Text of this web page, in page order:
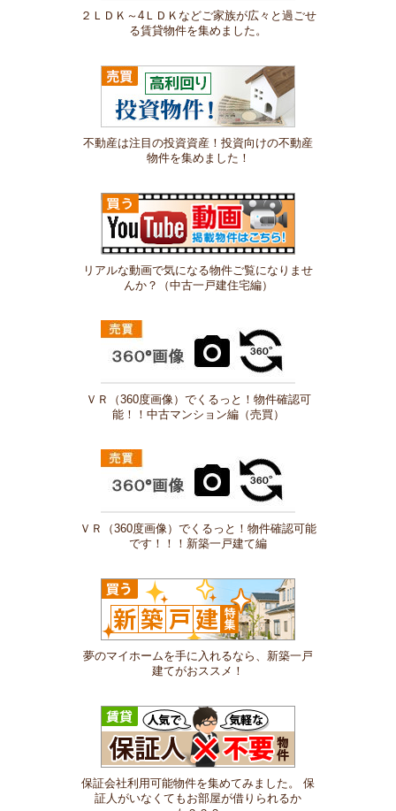
２ＬＤＫ～4ＬＤＫなどご家族が広々と過ごせ
る賃貸物件を集めました。
不動産は注目の投資資産！投資向けの不動産
物件を集めました！
リアルな動画で気になる物件ご覧になりませ
んか？（中古一戸建住宅編）
ＶＲ（360度画像）でくるっと！物件確認可
能！！中古マンション編（売買）
ＶＲ（360度画像）でくるっと！物件確認可能
です！！！新築一戸建て編
夢のマイホームを手に入れるなら、新築一戸
建てがおススメ！
保証会社利用可能物件を集めてみました。 保
証人がいなくてもお部屋が借りられるか